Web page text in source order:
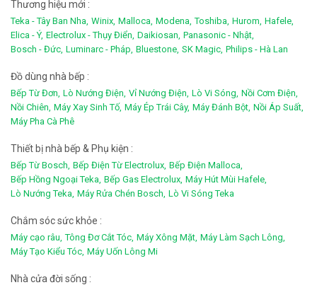
Thương hiệu mới :
Teka - Tây Ban Nha, Winix, Malloca, Modena, Toshiba, Hurom, Hafele,
Elica - Ý, Electrolux - Thụy Điển, Daikiosan, Panasonic - Nhật,
Bosch - Đức, Luminarc - Pháp, Bluestone, SK Magic, Philips - Hà Lan
Đồ dùng nhà bếp :
Bếp Từ Đơn, Lò Nướng Điện, Vỉ Nướng Điện, Lò Vi Sóng, Nồi Cơm Điện,
Nồi Chiên, Máy Xay Sinh Tố, Máy Ép Trái Cây, Máy Đánh Bột, Nồi Áp Suất,
Máy Pha Cà Phê
Thiết bị nhà bếp & Phụ kiện :
Bếp Từ Bosch, Bếp Điện Từ Electrolux, Bếp Điện Malloca,
Bếp Hồng Ngoại Teka, Bếp Gas Electrolux, Máy Hút Mùi Hafele,
Lò Nướng Teka, Máy Rửa Chén Bosch, Lò Vi Sóng Teka
Chắm sóc sức khỏe :
Máy cạo râu, Tông Đơ Cắt Tóc, Máy Xông Mặt, Máy Làm Sạch Lông,
Máy Tạo Kiểu Tóc, Máy Uốn Lông Mi
Nhà cửa đời sống :